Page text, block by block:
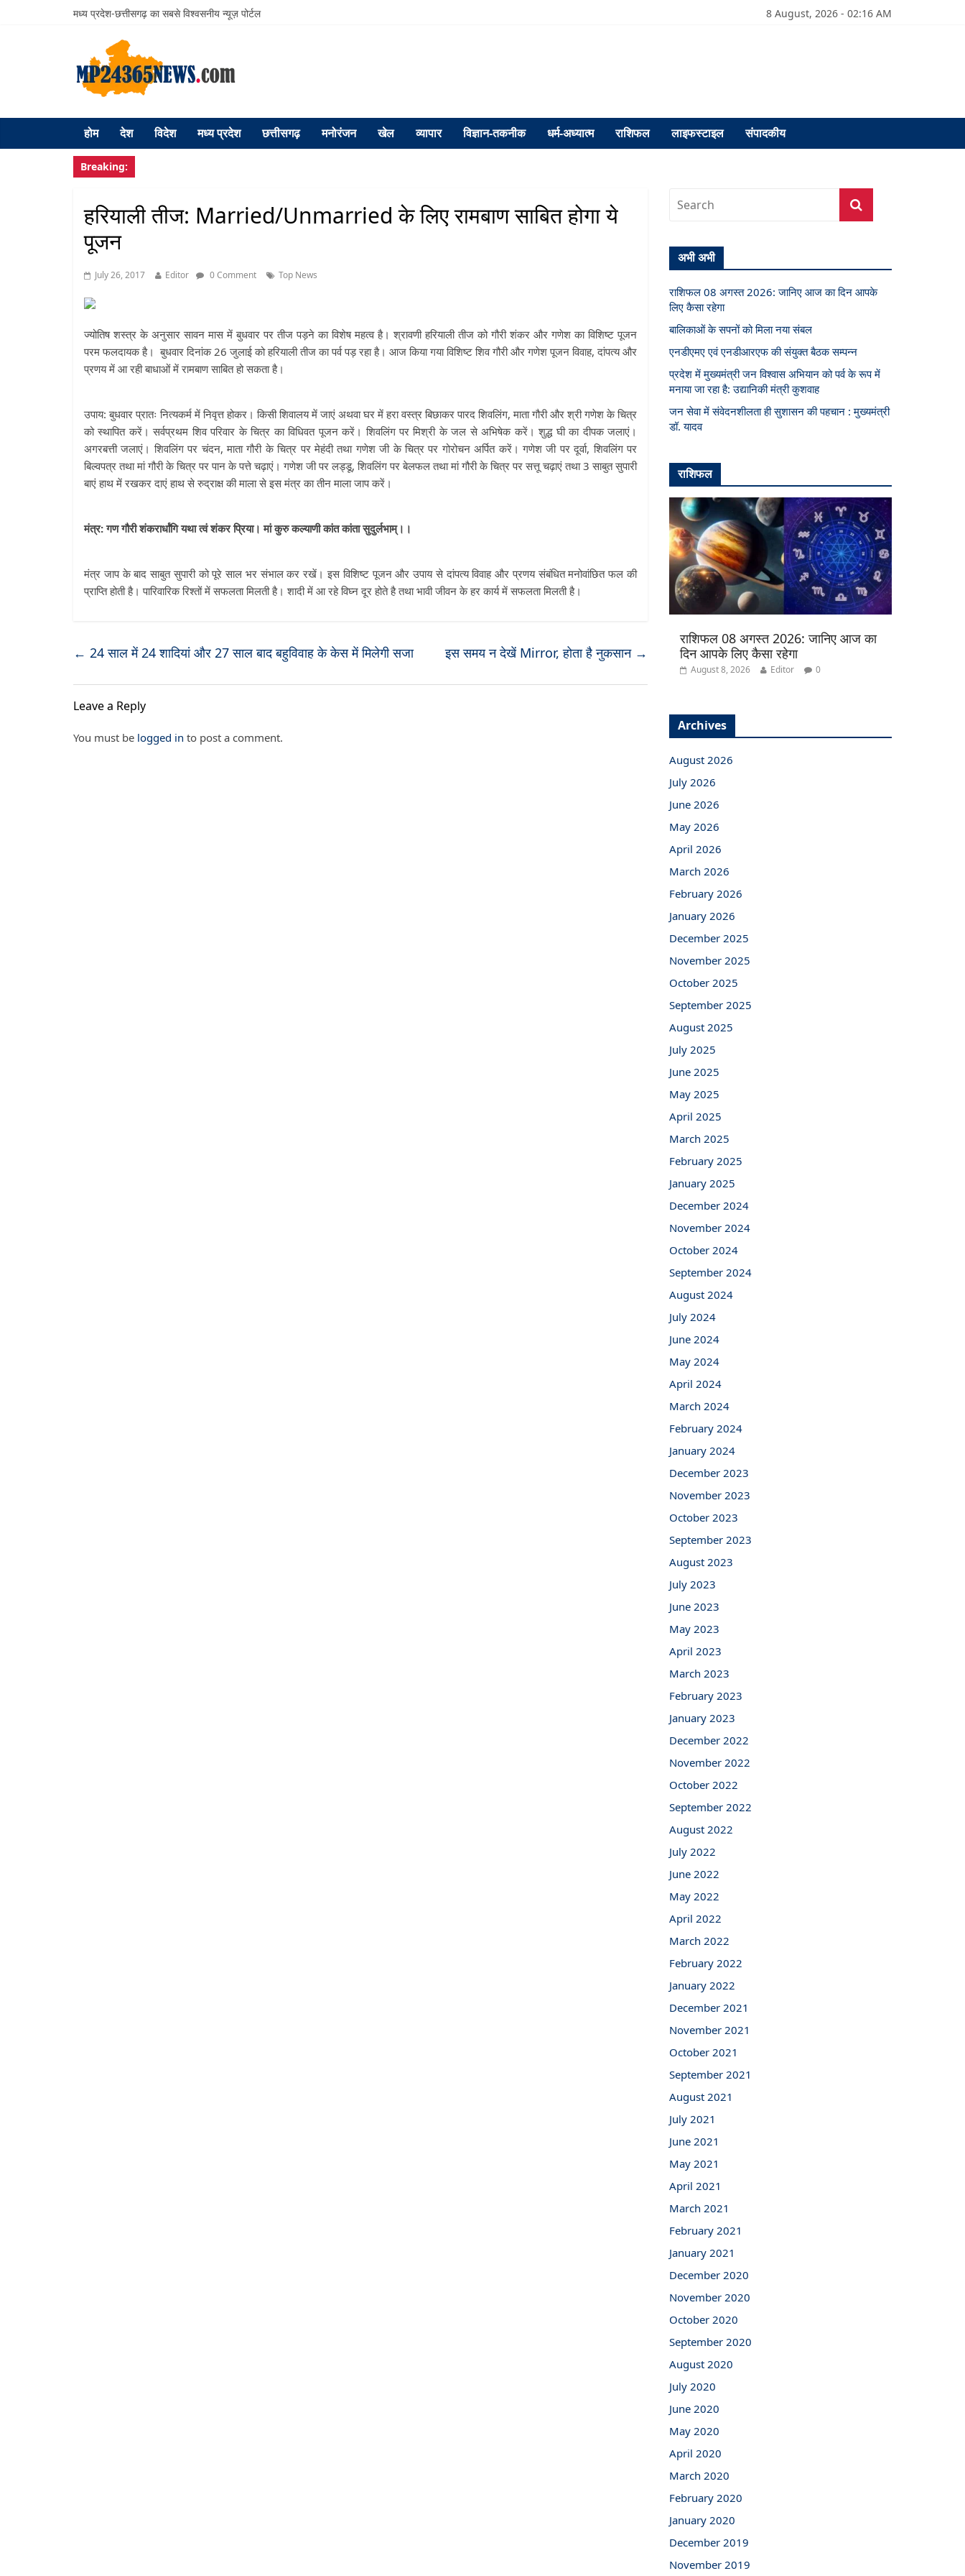
मध्य प्रदेश-छत्तीसगढ़ का सबसे विश्वसनीय न्यूज़ पोर्टल 8 August, 2026 - 02:16 AM
होम देश विदेश मध्य प्रदेश छत्तीसगढ़ मनोरंजन खेल व्यापार विज्ञान-तकनीक धर्म-अध्यात्म राशिफल लाइफस्टाइल संपादकीय
Breaking:
हरियाली तीज: Married/Unmarried के लिए रामबाण साबित होगा ये
पूजन
July 26, 2017 Editor 0 Comment Top News
ज्योतिष शस्त्र के अनुसार सावन मास में बुधवार पर तीज पड़ने का विशेष महत्व है। श्रावणी हरियाली तीज को गौरी शंकर और गणेश का विशिष्ट पूजन
परम फलदायक है। बुधवार दिनांक 26 जुलाई को हरियाली तीज का पर्व पड़ रहा है। आज किया गया विशिष्ट शिव गौरी और गणेश पूजन विवाह, दांपत्य और
प्रणय में आ रही बाधाओं में रामबाण साबित हो सकता है।
उपाय: बुधवार प्रातः नित्यकर्म में निवृत्त होकर। किसी शिवालय में जाएं अथवा घर में हरा वस्त्र बिछाकर पारद शिवलिंग, माता गौरी और श्री गणेश के चित्र
को स्थापित करें। सर्वप्रथम शिव परिवार के चित्र का विधिवत पूजन करें। शिवलिंग पर मिश्री के जल से अभिषेक करें। शुद्ध घी का दीपक जलाएं।
अगरबत्ती जलाएं। शिवलिंग पर चंदन, माता गौरी के चित्र पर मेहंदी तथा गणेश जी के चित्र पर गोरोचन अर्पित करें। गणेश जी पर दूर्वा, शिवलिंग पर
बिल्वपत्र तथा मां गौरी के चित्र पर पान के पत्ते चढ़ाएं। गणेश जी पर लड्डू, शिवलिंग पर बेलफल तथा मां गौरी के चित्र पर सत्तू चढ़ाएं तथा 3 साबुत सुपारी
बाएं हाथ में रखकर दाएं हाथ से रुद्राक्ष की माला से इस मंत्र का तीन माला जाप करें।
मंत्र: गण गौरी शंकरार्धांगि यथा त्वं शंकर प्रिया। मां कुरु कल्याणी कांत कांता सुदुर्लभाम्।।
मंत्र जाप के बाद साबुत सुपारी को पूरे साल भर संभाल कर रखें। इस विशिष्ट पूजन और उपाय से दांपत्य विवाह और प्रणय संबंधित मनोवांछित फल की
प्राप्ति होती है। पारिवारिक रिश्तों में सफलता मिलती है। शादी में आ रहे विघ्न दूर होते है तथा भावी जीवन के हर कार्य में सफलता मिलती है।
← 24 साल में 24 शादियां और 27 साल बाद बहुविवाह के केस में मिलेगी सजा इस समय न देखें Mirror, होता है नुकसान →
Leave a Reply
You must be logged in to post a comment.
अभी अभी
राशिफल 08 अगस्त 2026: जानिए आज का दिन आपके
लिए कैसा रहेगा
बालिकाओं के सपनों को मिला नया संबल
एनडीएमए एवं एनडीआरएफ की संयुक्त बैठक सम्पन्न
प्रदेश में मुख्यमंत्री जन विश्वास अभियान को पर्व के रूप में
मनाया जा रहा है: उद्यानिकी मंत्री कुशवाह
जन सेवा में संवेदनशीलता ही सुशासन की पहचान : मुख्यमंत्री
डॉ. यादव
राशिफल
राशिफल 08 अगस्त 2026: जानिए आज का
दिन आपके लिए कैसा रहेगा
August 8, 2026 Editor 0
Archives
August 2026
July 2026
June 2026
May 2026
April 2026
March 2026
February 2026
January 2026
December 2025
November 2025
October 2025
September 2025
August 2025
July 2025
June 2025
May 2025
April 2025
March 2025
February 2025
January 2025
December 2024
November 2024
October 2024
September 2024
August 2024
July 2024
June 2024
May 2024
April 2024
March 2024
February 2024
January 2024
December 2023
November 2023
October 2023
September 2023
August 2023
July 2023
June 2023
May 2023
April 2023
March 2023
February 2023
January 2023
December 2022
November 2022
October 2022
September 2022
August 2022
July 2022
June 2022
May 2022
April 2022
March 2022
February 2022
January 2022
December 2021
November 2021
October 2021
September 2021
August 2021
July 2021
June 2021
May 2021
April 2021
March 2021
February 2021
January 2021
December 2020
November 2020
October 2020
September 2020
August 2020
July 2020
June 2020
May 2020
April 2020
March 2020
February 2020
January 2020
December 2019
November 2019